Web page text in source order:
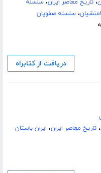
،تاریخ معاصر ایران،سلسله
،سلسله صفویان
دریافت از کتابراه
،تاریخ معاصر ایران، ایران باستان